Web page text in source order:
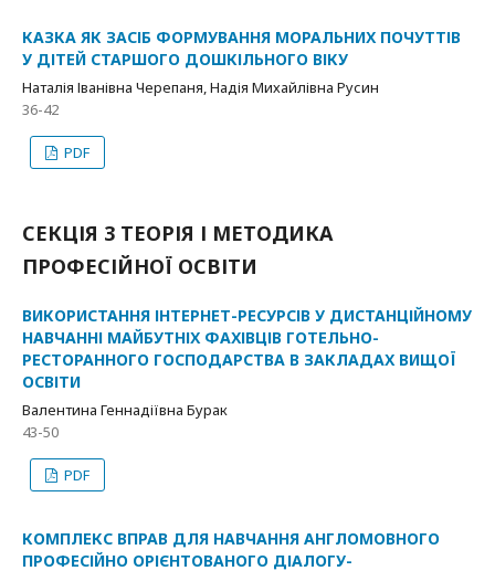
КАЗКА ЯК ЗАСІБ ФОРМУВАННЯ МОРАЛЬНИХ ПОЧУТТІВ
У ДІТЕЙ СТАРШОГО ДОШКІЛЬНОГО ВІКУ
Наталія Іванівна Черепаня, Надія Михайлівна Русин
36-42
PDF
СЕКЦІЯ 3 ТЕОРІЯ І МЕТОДИКА
ПРОФЕСІЙНОЇ ОСВІТИ
ВИКОРИСТАННЯ ІНТЕРНЕТ-РЕСУРСІВ У ДИСТАНЦІЙНОМУ
НАВЧАННІ МАЙБУТНІХ ФАХІВЦІВ ГОТЕЛЬНО-
РЕСТОРАННОГО ГОСПОДАРСТВА В ЗАКЛАДАХ ВИЩОЇ
ОСВІТИ
Валентина Геннадіївна Бурак
43-50
PDF
КОМПЛЕКС ВПРАВ ДЛЯ НАВЧАННЯ АНГЛОМОВНОГО
ПРОФЕСІЙНО ОРІЄНТОВАНОГО ДІАЛОГУ-